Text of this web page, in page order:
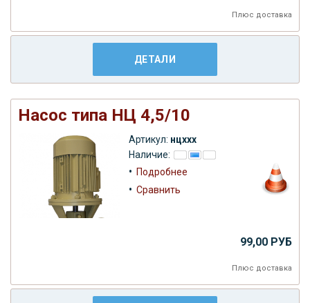
Плюс доставка
ДЕТАЛИ
Насос типа НЦ 4,5/10
Артикул: нцххх
Наличие:
• Подробнее
• Сравнить
99,00 РУБ
Плюс доставка